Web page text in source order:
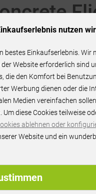
€ / m²
MwSt.
nutzen
bestes Einkaufserlebnis. Wir
Website erforderlich sind
die den Komfort bei
Werbung dienen oder die
Medien vereinfachen
diese Cookies teilweise
ablehnen oder
Website und ein